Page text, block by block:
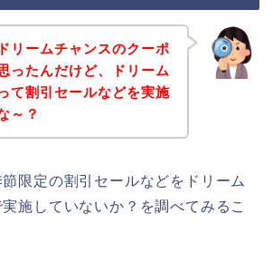
リームチャンスのクーポ
ったんだけど、ドリーム
て割引セールなどを実施
～？
限定の割引セールなどをドリーム
施していないか？を調べてみるこ